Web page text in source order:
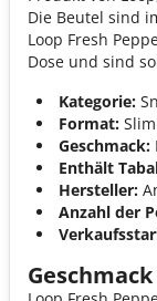
Die Beutel sind
Loop Fresh
Dose und sind
Kategorie:
Format: Slim
Geschmack:
Enthält
Hersteller:
Anzahl der